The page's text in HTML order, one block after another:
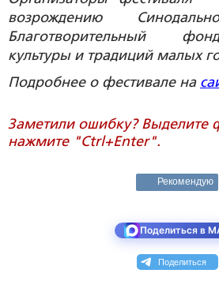
возрождению
Благотворительный
культуры и традиций малых
Подробнее о фестивале на
Заметили ошибку? Выделите
нажмите "Ctrl+Enter".
Рекомендую
Поделиться в
Поделиться